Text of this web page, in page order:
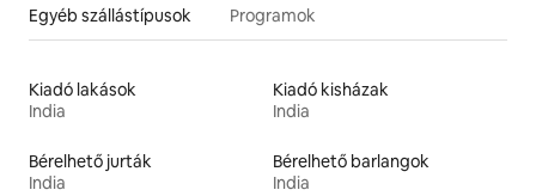
Egyéb szállástípusok Programok
Kiadó lakások
India
Kiadó kisházak
India
Bérelhető jurták
India
Bérelhető barlangok
India